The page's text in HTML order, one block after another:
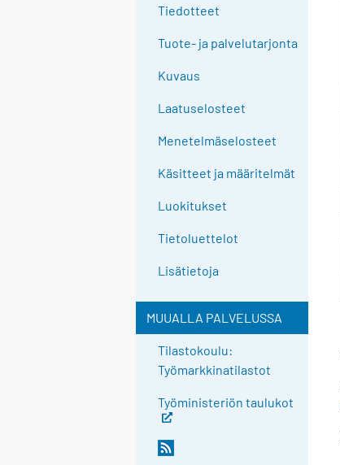
Tiedotteet
Tuote- ja palvelutarjonta
Kuvaus
Laatuselosteet
Menetelmäselosteet
Käsitteet ja määritelmät
Luokitukset
Tietoluettelot
Lisätietoja
MUUALLA PALVELUSSA
Tilastokoulu:
Työmarkkinatilastot
Työministeriön taulukot